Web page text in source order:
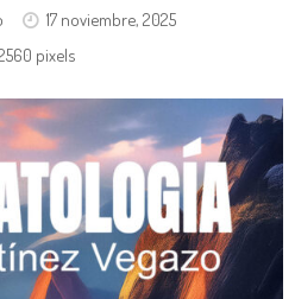
17 noviembre, 2025
pixels